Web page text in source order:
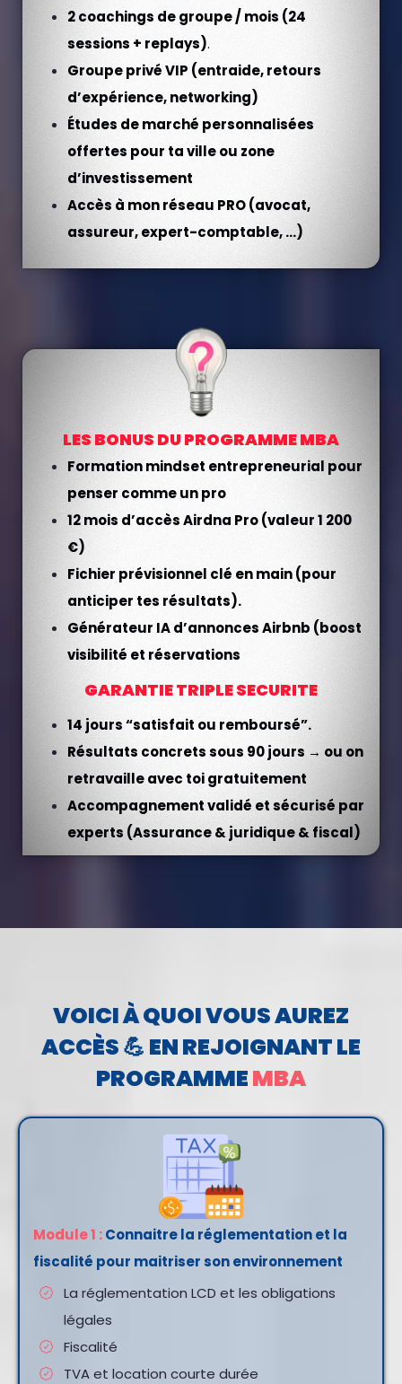
2 coachings de groupe / mois (24
sessions + replays).
Groupe privé VIP (entraide, retours
d’expérience, networking)
Études de marché personnalisées
offertes pour ta ville ou zone
d’investissement
Accès à mon réseau PRO (avocat,
assureur, expert-comptable, …)
LES BONUS DU PROGRAMME MBA
Formation mindset entrepreneurial pour
penser comme un pro
12 mois d’accès Airdna Pro (valeur 1 200
€)
Fichier prévisionnel clé en main (pour
anticiper tes résultats).
Générateur IA d’annonces Airbnb (boost
visibilité et réservations
GARANTIE TRIPLE SECURITE
14 jours “satisfait ou remboursé”.
Résultats concrets sous 90 jours → ou on
retravaille avec toi gratuitement
Accompagnement validé et sécurisé par
experts (Assurance & juridique & fiscal)
VOICI À QUOI VOUS AUREZ
ACCÈS 💪 EN REJOIGNANT LE
PROGRAMMEMBA
Module 1 :Connaitre la réglementation et la
fiscalité pour maitriser son environnement
La réglementation LCD et les obligations
légales
Fiscalité
TVA et location courte durée